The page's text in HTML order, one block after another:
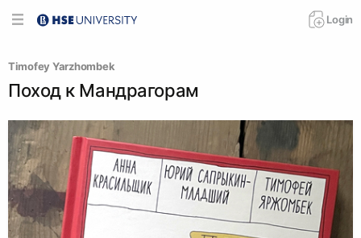
Login
Timofey Yarzhombek
Поход к Мандрагорам